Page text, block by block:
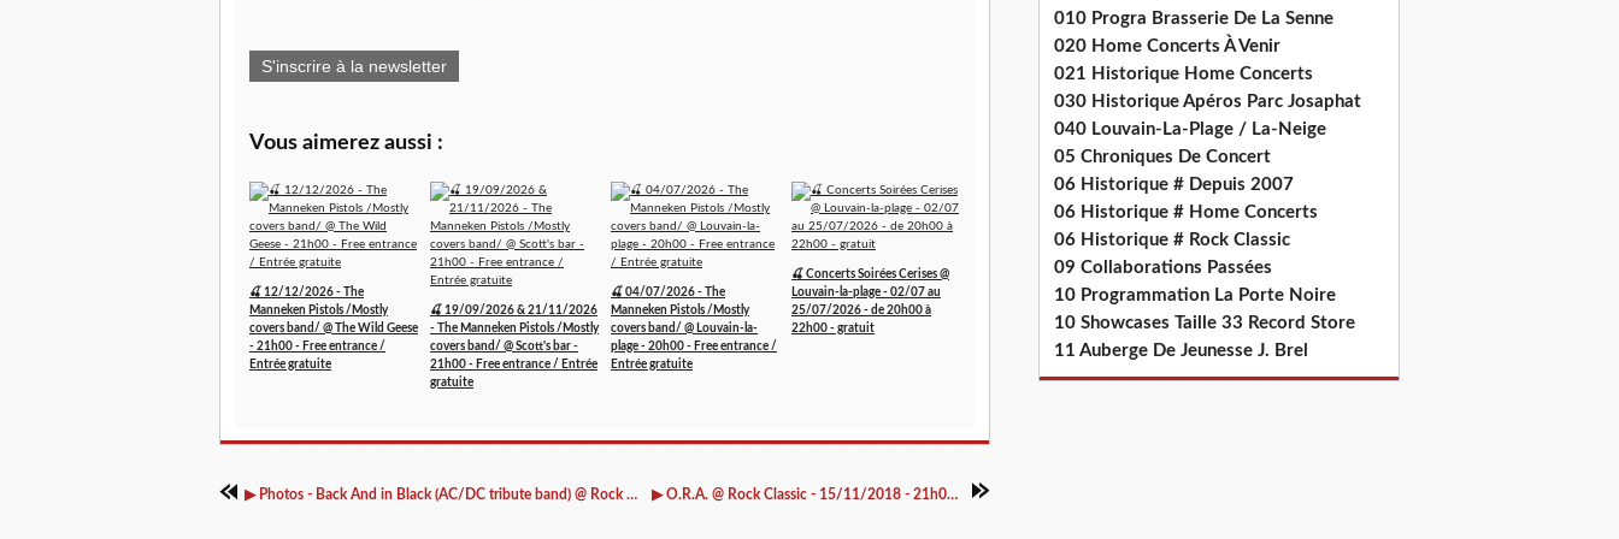
S'inscrire à la newsletter
Vous aimerez aussi :
🍒 12/12/2026 - The
Manneken Pistols /Mostly
covers band/ @ The Wild Geese
- 21h00 - Free entrance /
Entrée gratuite
🍒 19/09/2026 & 21/11/2026
- The Manneken Pistols /Mostly
covers band/ @ Scott's bar -
21h00 - Free entrance / Entrée
gratuite
🍒 04/07/2026 - The
Manneken Pistols /Mostly
covers band/ @ Louvain-la-
plage - 20h00 - Free entrance /
Entrée gratuite
🍒 Concerts Soirées Cerises @
Louvain-la-plage - 02/07 au
25/07/2026 - de 20h00 à
22h00 - gratuit
▶ Photos - Back And in Black (AC/DC tribute band) @ Rock Classic - 09/11/2018 ▶ O.R.A. @ Rock Classic - 15/11/2018 - 21h00 - Entrée gratuite !
010 Progra Brasserie De La Senne
020 Home Concerts À Venir
021 Historique Home Concerts
030 Historique Apéros Parc Josaphat
040 Louvain-La-Plage / La-Neige
05 Chroniques De Concert
06 Historique # Depuis 2007
06 Historique # Home Concerts
06 Historique # Rock Classic
09 Collaborations Passées
10 Programmation La Porte Noire
10 Showcases Taille 33 Record Store
11 Auberge De Jeunesse J. Brel